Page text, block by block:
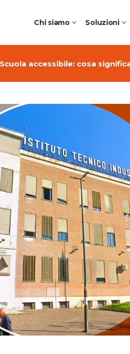
Chi siamo Soluzioni
Matching per Aziende
Noleggio e DaaS
Scuola accessibile: cosa